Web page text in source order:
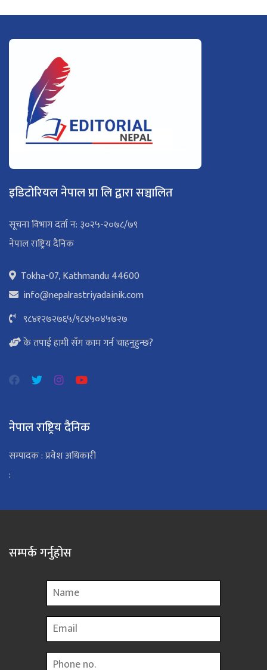
इडिटोरियल नेपाल प्रा लि द्वारा सञ्चालित
सूचना विभाग दर्ता न: ३०२५-२०७८/७९
नेपाल राष्ट्रिय दैनिक
Tokha-07, Kathmandu 44600
info@nepalrastriyadainik.com
९८४१२७२७६५/९८४५०४५७२७
के तपाई हामी सँग काम गर्न चाहनुहुन्छ?
नेपाल राष्ट्रिय दैनिक
सम्पादक : प्रवेश अधिकारी
:
सम्पर्क गर्नुहोस
Name
Email
Phone